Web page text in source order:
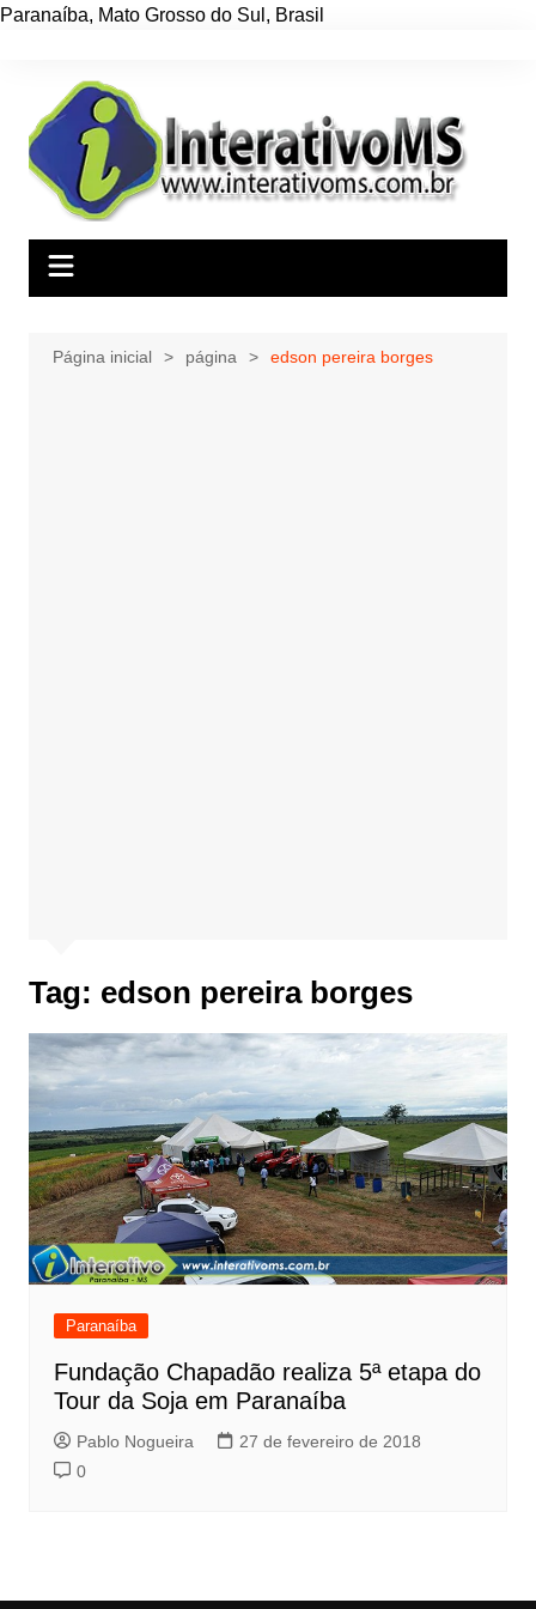
Paranaíba, Mato Grosso do Sul , Brasil
conteúdo
Página inicial página edson pereira borges
Tag: edson pereira borges
Paranaíba
Fundação Chapadão realiza 5ª etapa do
Tour da Soja em Paranaíba
Pablo Nogueira
27 de fevereiro de 2018
0